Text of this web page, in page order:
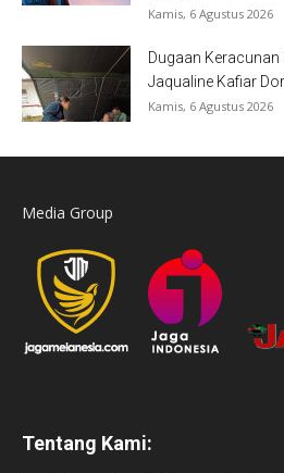
Kamis, 6 Agustus 2026
Dugaan Keracunan
Jaqualine Kafiar
Kamis, 6 Agustus 2026
Media Group
Tentang Kami: